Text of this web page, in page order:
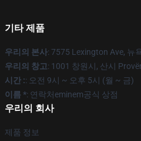
기타 제품
우리의 본사: 7575 Lexington Ave, 뉴
우리의 창고: 1001 창원시, 산시
시간 :: 오전 9시 ~ 오후 5시 (월 ~ 금)
이름 *: 연락처eminem공식 상점
우리의 회사
제품 정보